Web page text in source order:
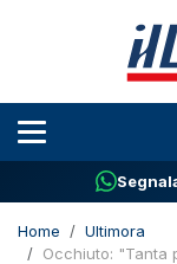
Home
Ultimora
Occhiuto: "Tanta